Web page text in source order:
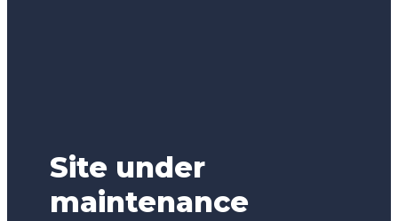
Site under
maintenance